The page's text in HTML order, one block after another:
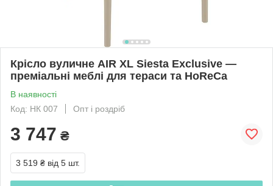
Крісло вуличне AIR XL Siesta Exclusive —
преміальні меблі для тераси та HoReCa
В наявності
Код: НК 007
Опт і роздріб
3 747 ₴
3 519 ₴ від 5 шт.